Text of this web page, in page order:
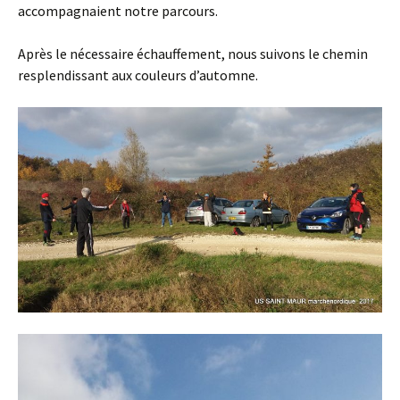
accompagnaient notre parcours.
Après le nécessaire échauffement, nous suivons le chemin
resplendissant aux couleurs d’automne.